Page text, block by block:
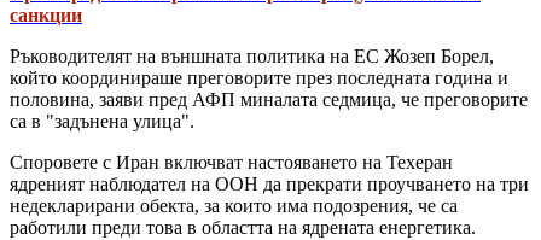
санкции
Ръководителят на външната политика на ЕС Жозеп Борел,
който координираше преговорите през последната година и
половина, заяви пред АФП миналата седмица, че преговорите
са в "задънена улица".
Споровете с Иран включват настояването на Техеран
ядреният наблюдател на ООН да прекрати проучването на три
недекларирани обекта, за които има подозрения, че са
работили преди това в областта на ядрената енергетика.